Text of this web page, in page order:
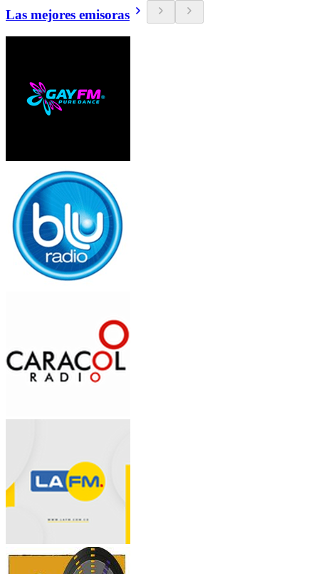
Las mejores emisoras